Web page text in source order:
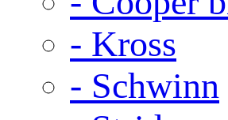
- Kross
- Schwinn